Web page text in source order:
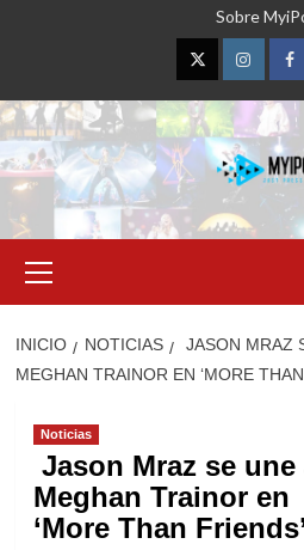
Sobre
Twitter
primario
INICIO NOTICIAS
JASON MRAZ
MEGHAN TRAINOR EN ‘MORE
Noticias
Jason Mraz se une
Meghan Trainor en
‘More Than Friends’